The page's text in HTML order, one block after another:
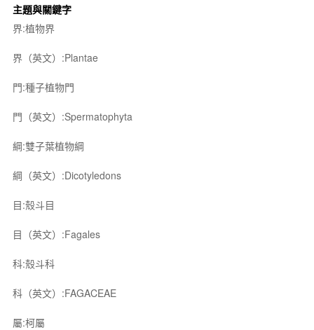
主題與關鍵字
界:植物界
界（英文）:Plantae
門:種子植物門
門（英文）:Spermatophyta
綱:雙子葉植物綱
綱（英文）:Dicotyledons
目:殼斗目
目（英文）:Fagales
科:殼斗科
科（英文）:FAGACEAE
屬:柯屬